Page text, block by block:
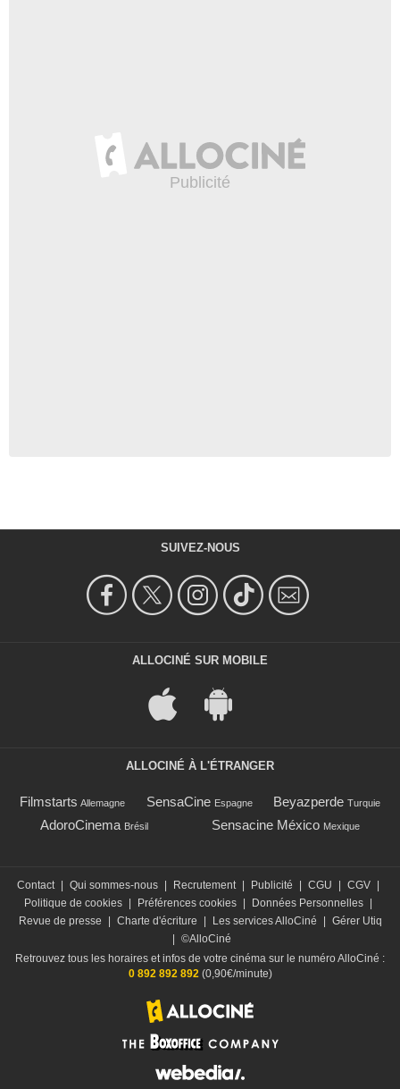
SUIVEZ-NOUS
ALLOCINÉ SUR MOBILE
ALLOCINÉ À L'ÉTRANGER
Filmstarts Allemagne SensaCine Espagne Beyazperde Turquie
AdoroCinema Brésil Sensacine México Mexique
Contact Qui sommes-nous Recrutement Publicité CGU CGV
Politique de cookies
Préférences cookies Données Personnelles
Revue de presse
Charte d'écriture Les services AlloCiné
Gérer Utiq
©AlloCiné
Retrouvez tous les horaires et infos de votre cinéma sur le numéro AlloCiné :
0 892 892 892(0,90€/minute)